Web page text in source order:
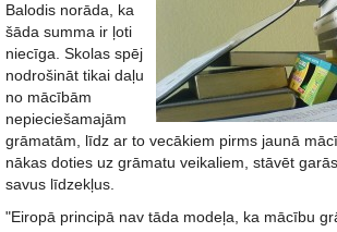
Balodis norāda, ka
šāda summa ir ļoti
niecīga. Skolas spēj
nodrošināt tikai daļu
no mācībām
nepieciešamajām
grāmatām, līdz ar to vecākiem pirms jaunā
nākas doties uz grāmatu veikaliem, stāvēt
savus līdzekļus.
"Eiropā principā nav tāda modeļa, ka mācību